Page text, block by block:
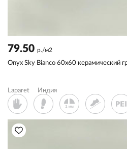
79.50 р./м2
Onyx Sky Bianco 60x60 керамический
Laparet Индия